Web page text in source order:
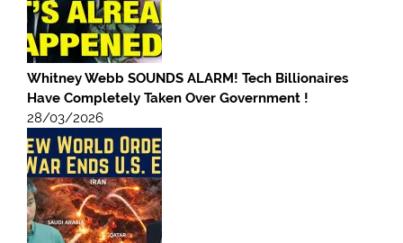
Whitney Webb SOUNDS ALARM! Tech Billionaires
Have Completely Taken Over Government !
28/03/2026